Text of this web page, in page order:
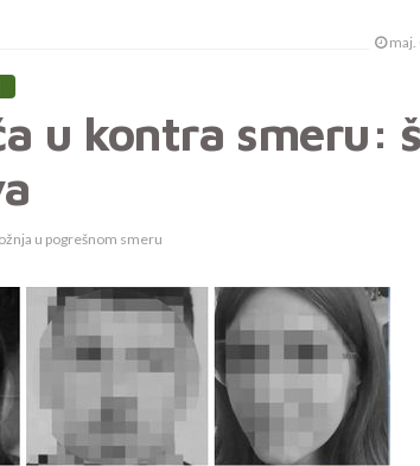
maj.
u kontra smeru:
u pogrešnom smeru